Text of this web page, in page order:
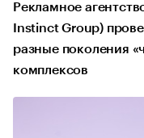
Рекламное
Instinct Group)
разные поколения
комплексов